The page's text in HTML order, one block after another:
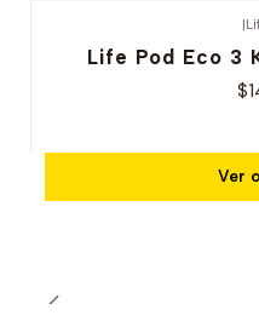
|
Life Pod Eco 3
Ver